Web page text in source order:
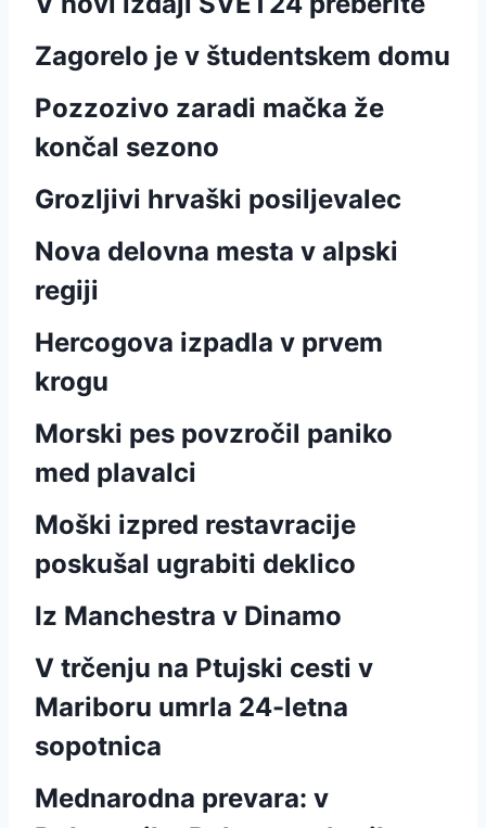
Zagorelo je v študentskem domu
Pozzozivo zaradi mačka že
končal sezono
Grozljivi hrvaški posiljevalec
Nova delovna mesta v alpski
regiji
Hercogova izpadla v prvem
krogu
Morski pes povzročil paniko
med plavalci
Moški izpred restavracije
poskušal ugrabiti deklico
Iz Manchestra v Dinamo
V trčenju na Ptujski cesti v
Mariboru umrla 24-letna
sopotnica
Mednarodna prevara: v